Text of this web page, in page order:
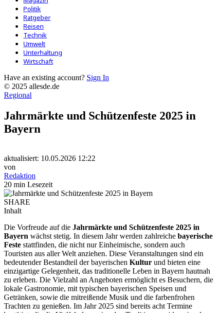
Politik
Ratgeber
Reisen
Technik
Umwelt
Unterhaltung
Wirtschaft
Have an existing account? Sign In
© 2025 allesde.de
Regional
Jahrmärkte und Schützenfeste 2025 in
Bayern
aktualisiert: 10.05.2026 12:22
von
Redaktion
20 min Lesezeit
SHARE
Inhalt
Die Vorfreude auf die Jahrmärkte und Schützenfeste 2025 in
Bayern wächst stetig. In diesem Jahr werden zahlreiche bayerische
Feste stattfinden, die nicht nur Einheimische, sondern auch
Touristen aus aller Welt anziehen. Diese Veranstaltungen sind ein
bedeutender Bestandteil der bayerischen Kultur und bieten eine
einzigartige Gelegenheit, das traditionelle Leben in Bayern hautnah
zu erleben. Die Vielzahl an Angeboten ermöglicht es Besuchern, die
lokale Gastronomie, mit typischen bayerischen Speisen und
Getränken, sowie die mitreißende Musik und die farbenfrohen
Trachten zu genießen. Im Jahr 2025 sind bereits acht Termine